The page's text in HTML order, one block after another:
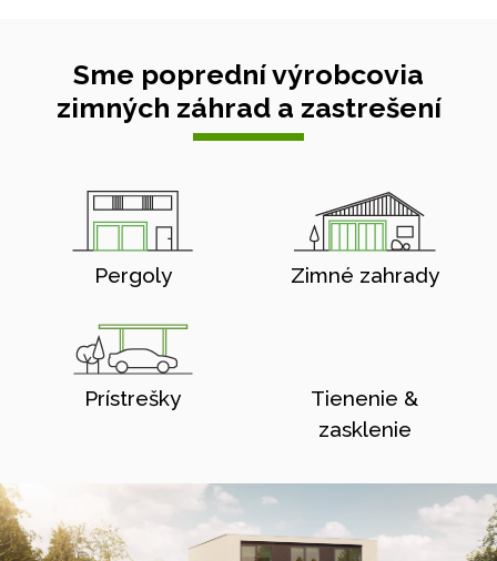
Sme poprední výrobcovia
zimných záhrad a zastrešení
Pergoly Zimné zahrady
Prístrešky
Tienenie &
zasklenie